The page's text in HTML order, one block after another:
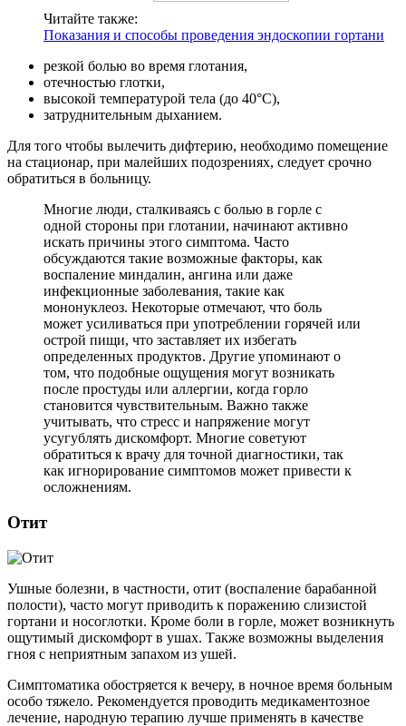
Читайте также:
Показания и способы проведения эндоскопии гортани
резкой болью во время глотания,
отечностью глотки,
высокой температурой тела (до 40°С),
затруднительным дыханием.
Для того чтобы вылечить дифтерию, необходимо помещение
на стационар, при малейших подозрениях, следует срочно
обратиться в больницу.
Многие люди, сталкиваясь с болью в горле с
одной стороны при глотании, начинают активно
искать причины этого симптома. Часто
обсуждаются такие возможные факторы, как
воспаление миндалин, ангина или даже
инфекционные заболевания, такие как
мононуклеоз. Некоторые отмечают, что боль
может усиливаться при употреблении горячей или
острой пищи, что заставляет их избегать
определенных продуктов. Другие упоминают о
том, что подобные ощущения могут возникать
после простуды или аллергии, когда горло
становится чувствительным. Важно также
учитывать, что стресс и напряжение могут
усугублять дискомфорт. Многие советуют
обратиться к врачу для точной диагностики, так
как игнорирование симптомов может привести к
осложнениям.
Отит
Ушные болезни, в частности, отит (воспаление барабанной
полости), часто могут приводить к поражению слизистой
гортани и носоглотки. Кроме боли в горле, может возникнуть
ощутимый дискомфорт в ушах. Также возможны выделения
гноя с неприятным запахом из ушей.
Симптоматика обостряется к вечеру, в ночное время больным
особо тяжело. Рекомендуется проводить медикаментозное
лечение, народную терапию лучше применять в качестве